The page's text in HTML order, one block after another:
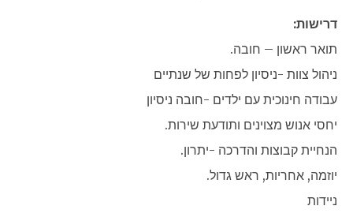
דרישות:
תואר ראשון – חובה.
ניהול צוות -ניסיון לפחות של שנתיים
עבודה חינוכית עם ילדים -חובה ניסיון
יחסי אנוש מצוינים ותודעת שירות.
הנחיית קבוצות והדרכה -יתרון.
יוזמה, אחריות, ראש גדול.
ניידות